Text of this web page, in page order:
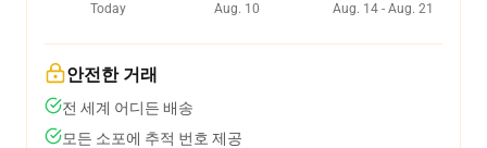
Today
Aug. 10
Aug. 14 - Aug. 21
안전한 거래
전 세계 어디든 배송
모든 소포에 추적 번호 제공